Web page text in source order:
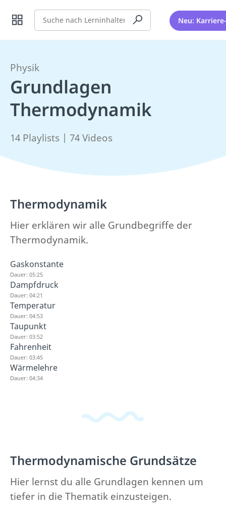
Suche Neu:
Physik
Grundlagen
Thermodynamik
14 Playlists | 74 Videos
Thermodynamik
Hier erklären wir alle Grundbegriffe der
Thermodynamik.
Gaskonstante
Dauer: 05:25
Dampfdruck
Dauer: 04:21
Temperatur
Dauer: 04:53
Taupunkt
Dauer: 03:52
Fahrenheit
Dauer: 03:45
Wärmelehre
Dauer: 04:34
Thermodynamische Grundsätze
Hier lernst du alle Grundlagen kennen um
tiefer in die Thematik einzusteigen.